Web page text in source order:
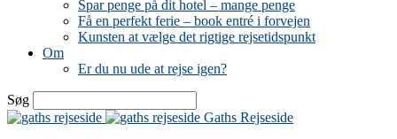
Spar penge på dit hotel – mange penge
Få en perfekt ferie – book entré i forvejen
Kunsten at vælge det rigtige rejsetidspunkt
Om
Er du nu ude at rejse igen?
Søg
Gaths Rejseside